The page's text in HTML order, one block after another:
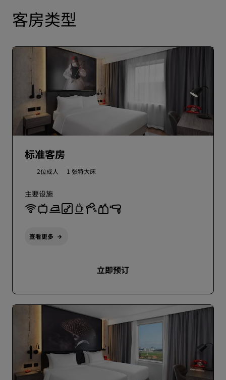
客房类型
标准客房
2位成人 1 张特大床
主要设施
查看更多
立即预订